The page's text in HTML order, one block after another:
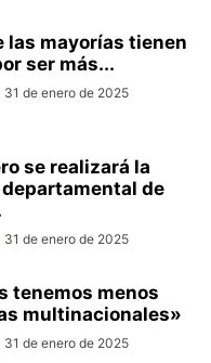
las mayorías tienen
ser más...
31 de enero de 2025
se realizará la
de
31 de enero de 2025
tenemos menos
multinacionales»
31 de enero de 2025